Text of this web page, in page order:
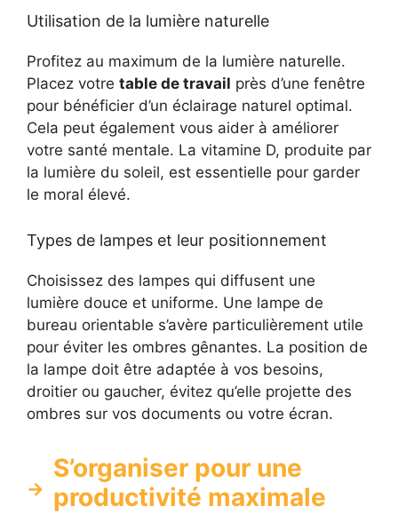
Utilisation de la lumière naturelle
Profitez au maximum de la lumière naturelle.
Placez votre table de travail près d’une fenêtre
pour bénéficier d’un éclairage naturel optimal.
Cela peut également vous aider à améliorer
votre santé mentale. La vitamine D, produite par
la lumière du soleil, est essentielle pour garder
le moral élevé.
Types de lampes et leur positionnement
Choisissez des lampes qui diffusent une
lumière douce et uniforme. Une lampe de
bureau orientable s’avère particulièrement utile
pour éviter les ombres gênantes. La position de
la lampe doit être adaptée à vos besoins,
droitier ou gaucher, évitez qu’elle projette des
ombres sur vos documents ou votre écran.
S’organiser pour une
productivité maximale